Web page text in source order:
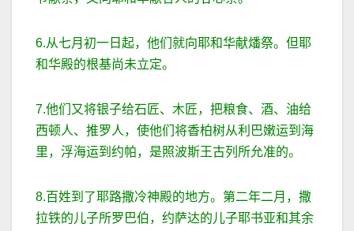
6.从七月初一日起，他们就向耶和华献燔祭。但耶
和华殿的根基尚未立定。
7.他们又将银子给石匠、木匠，把粮食、酒、油给
西顿人、推罗人，使他们将香柏树从利巴嫩运到海
里，浮海运到约帕，是照波斯王古列所允准的。
8.百姓到了耶路撒冷神殿的地方。第二年二月，撒
拉铁的儿子所罗巴伯，约萨达的儿子耶书亚和其余